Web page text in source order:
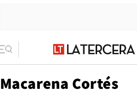
Macarena Cortés